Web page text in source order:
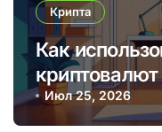
Крипта
Как
дохода в
Июл 25, 2026